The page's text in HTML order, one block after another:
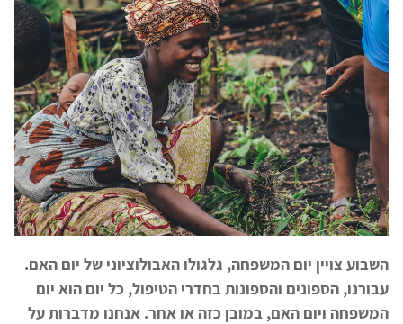
השבוע צויין יום המשפחה, גלגולו האבולוציוני של יום האם.
עבורנו, הספונים והספונות בחדרי הטיפול, כל יום הוא יום
המשפחה ויום האם, במובן כזה או אחר. אנחנו מדברות על